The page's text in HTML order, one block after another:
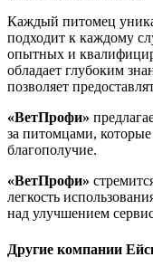
Каждый питомец
подходит к каждому
опытных и
обладает глубоким
позволяет
«ВетПрофи»
за питомцами,
благополучие.
«ВетПрофи»
легкость
над улучшением
Другие компании